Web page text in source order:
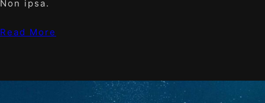
Non ipsa.
Read More